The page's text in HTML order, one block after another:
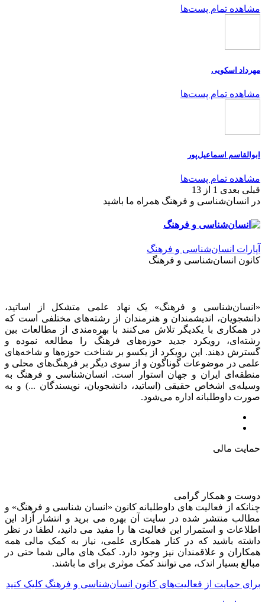
مشاهده تمام پست‌ها
مهرداد اسکویی
مشاهده تمام پست‌ها
ابوالقاسم اسماعیل‌پور
مشاهده تمام پست‌ها
قبلی بعدی 1 از 13
در انسان‌شناسی و فرهنگ همراه ما باشید
آپارات انسان‌شناسی و فرهنگ
کانون انسان‌شناسی و فرهنگ
«انسان‌شناسی و فرهنگ» یک نهاد علمی متشکل از اساتید،
دانشجویان، اندیشمندان و هنرمندان از رشته‌های مختلفی است که
در همکاری با یکدیگر تلاش می‌کنند با بهره‌مندی از مطالعات بین
رشته‌ای، رویکرد جدید حوزه‌های فرهنگ را مطالعه نموده و
گسترش دهند. این رویکرد از یکسو بر شناخت حوزه‌ها و شاخه‌های
علمی در موضوعات گوناگون و از سوی دیگر بر فرهنگ‌های محلی و
منطقه‌ای ایران و جهان استوار است. انسان‌شناسی و فرهنگ به
وسیله‌ی اشخاص حقیقی (اساتید، دانشجویان، نویسندگان ...) و به
صورت داوطلبانه اداره می‌شود.
حمایت مالی
دوست و همکار گرامی
چنانکه از فعالیت های داوطلبانه کانون «انسان شناسی و فرهنگ» و
مطالب منتشر شده در سایت آن بهره می برید و انتشار آزاد این
اطلاعات و استمرار این فعالیت ها را مفید می دانید، لطفا در نظر
داشته باشید که در کنار همکاری علمی، نیاز به کمک مالی همه
همکاران و علاقمندان نیز وجود دارد. کمک های مالی شما حتی در
مبالغ بسیار اندک، می توانند کمک موثری برای ما باشند.
برای حمایت از فعالیت‌های کانون انسان‌شناسی و فرهنگ کلیک کنید